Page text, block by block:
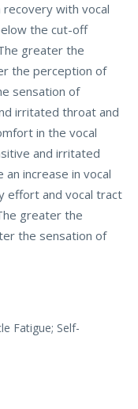
with vocal
the cut-off
greater the
the perception of
sensation of
irritated throat and
in the vocal
and irritated
increase in vocal
effort and vocal tract
greater the
the sensation of
Fatigue; Self-